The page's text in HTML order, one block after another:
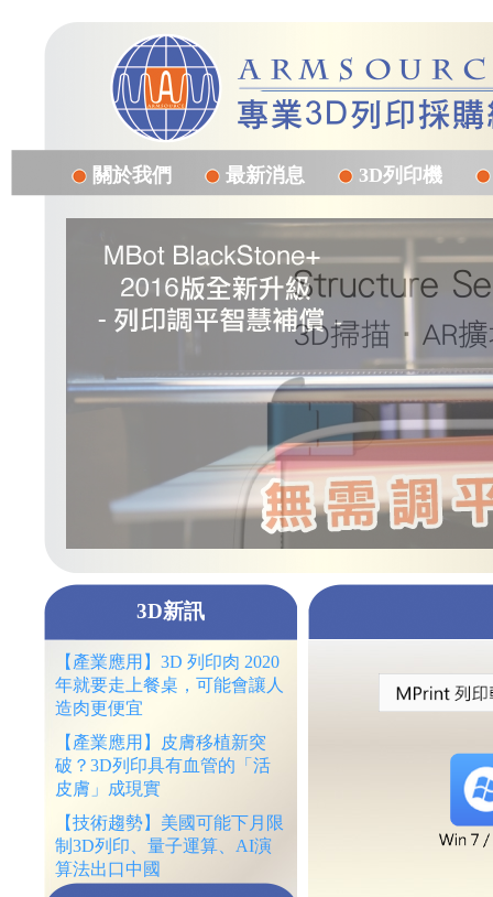
關於我們 最新消息 3D列印機
3D新訊
【產業應用】3D 列印肉 2020
年就要走上餐桌，可能會讓人
造肉更便宜
【產業應用】皮膚移植新突
破？3D列印具有血管的「活
皮膚」成現實
【技術趨勢】美國可能下月限
制3D列印、量子運算、AI演
算法出口中國